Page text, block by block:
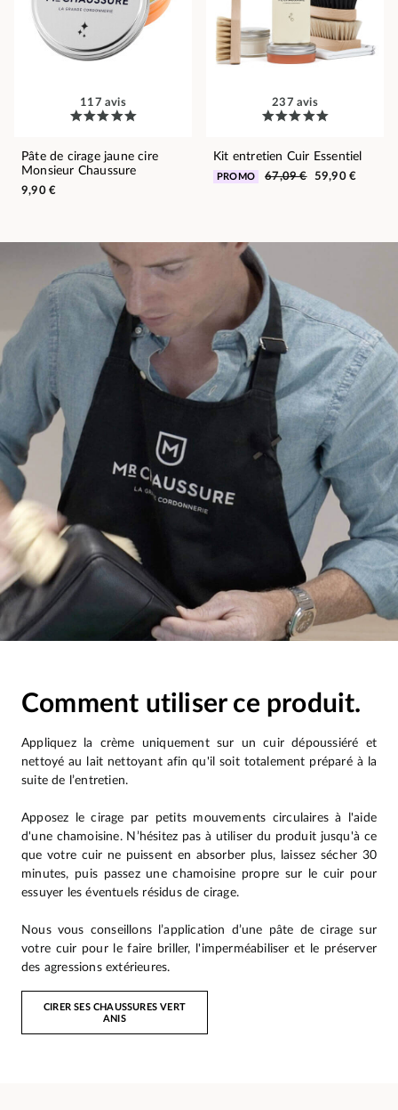
117 avis
Pâte de cirage jaune cire
Monsieur Chaussure
9,90 €
237 avis
Kit entretien Cuir Essentiel
PROMO 67,09 € 59,90 €
Comment utiliser ce produit.
Appliquez la crème uniquement sur un cuir dépoussiéré et
nettoyé au lait nettoyant afin qu'il soit totalement préparé à la
suite de l’entretien.
Apposez le cirage par petits mouvements circulaires à l'aide
d'une chamoisine. N’hésitez pas à utiliser du produit jusqu'à ce
que votre cuir ne puissent en absorber plus, laissez sécher 30
minutes, puis passez une chamoisine propre sur le cuir pour
essuyer les éventuels résidus de cirage.
Nous vous conseillons l’application d’une pâte de cirage sur
votre cuir pour le faire briller, l'imperméabiliser et le préserver
des agressions extérieures.
CIRER SES CHAUSSURES VERT
ANIS